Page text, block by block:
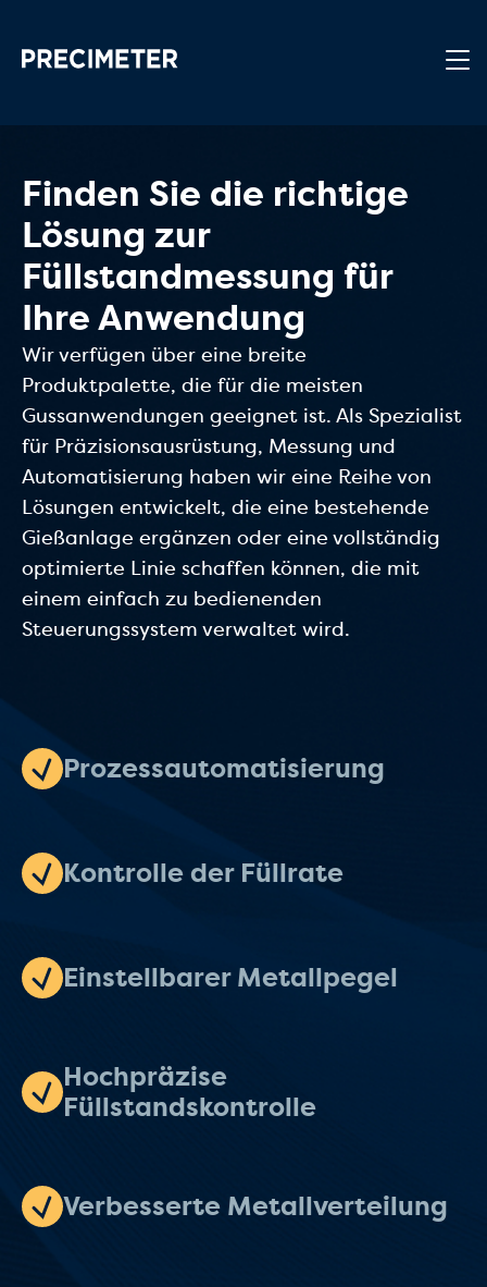
Finden Sie die richtige
Lösung zur
Füllstandmessung für
Ihre Anwendung
Wir verfügen über eine breite
Produktpalette, die für die meisten
Gussanwendungen geeignet ist. Als Spezialist
für Präzisionsausrüstung, Messung und
Automatisierung haben wir eine Reihe von
Lösungen entwickelt, die eine bestehende
Gießanlage ergänzen oder eine vollständig
optimierte Linie schaffen können, die mit
einem einfach zu bedienenden
Steuerungssystem verwaltet wird.
Prozessautomatisierung
Kontrolle der Füllrate
Einstellbarer Metallpegel
Hochpräzise
Füllstandskontrolle
Verbesserte Metallverteilung